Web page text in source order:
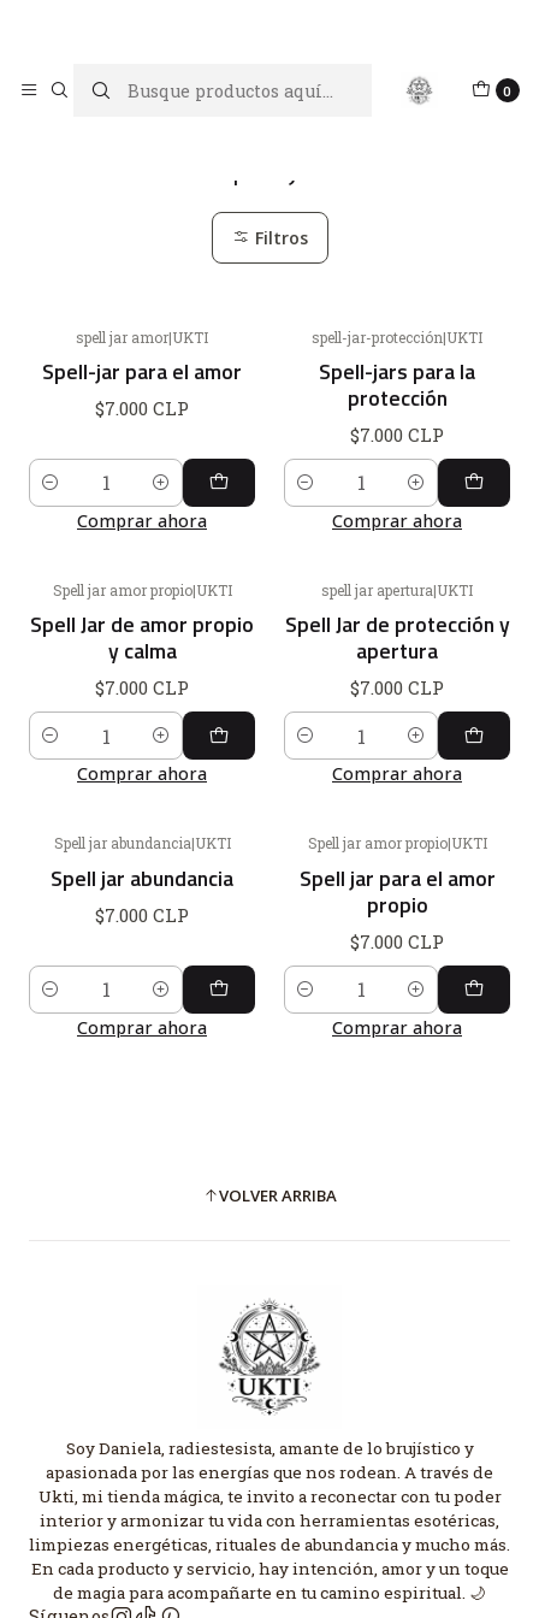
0
Inicio Spell-jar
Filtros
spell jar amor|UKTI
Spell-jar para el amor
$7.000 CLP
Cantidad
Comprar ahora
spell-jar-protección|UKTI
Spell-jars para la
protección
$7.000 CLP
Cantidad
Comprar ahora
Spell jar amor propio|UKTI
Spell Jar de amor propio
y calma
$7.000 CLP
Cantidad
Comprar ahora
spell jar apertura|UKTI
Spell Jar de protección y
apertura
$7.000 CLP
Cantidad
Comprar ahora
Spell jar abundancia|UKTI
Spell jar abundancia
$7.000 CLP
Cantidad
Comprar ahora
Spell jar amor propio|UKTI
Spell jar para el amor
propio
$7.000 CLP
Cantidad
Comprar ahora
VOLVER ARRIBA
Soy Daniela, radiestesista, amante de lo brujístico y
apasionada por las energías que nos rodean. A través de
Ukti, mi tienda mágica, te invito a reconectar con tu poder
interior y armonizar tu vida con herramientas esotéricas,
limpiezas energéticas, rituales de abundancia y mucho más.
En cada producto y servicio, hay intención, amor y un toque
de magia para acompañarte en tu camino espiritual. 🌙